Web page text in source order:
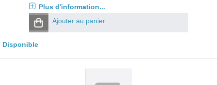
Plus d'information...
Ajouter au panier
Disponible